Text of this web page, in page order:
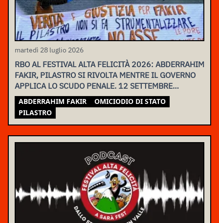
martedì 28 luglio 2026
RBO AL FESTIVAL ALTA FELICITÀ 2026: ABDERRAHIM
FAKIR, PILASTRO SI RIVOLTA MENTRE IL GOVERNO
APPLICA LO SCUDO PENALE. 12 SETTEMBRE
ASSEMBLEA NAZIONALE
ABDERRAHIM FAKIR
OMICIODIO DI STATO
PILASTRO